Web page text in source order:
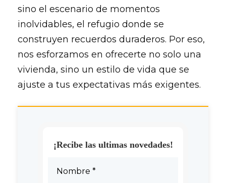
sino el escenario de momentos
inolvidables, el refugio donde se
construyen recuerdos duraderos. Por eso,
nos esforzamos en ofrecerte no solo una
vivienda, sino un estilo de vida que se
ajuste a tus expectativas más exigentes.
¡Recibe las ultimas novedades!